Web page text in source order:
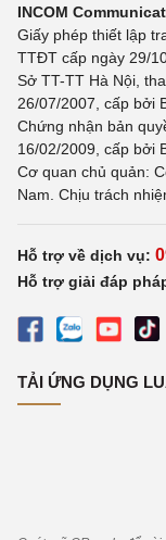
INCOM
Giấy phép thiết lập
TTĐT cấp ngày 29/
Sở TT-TT Hà Nội,
26/07/2007, cấp bởi
Chứng nhận bản
16/02/2009, cấp bởi
Cơ quan chủ quản:
Nam. Chịu trách
Hỗ trợ về dịch vụ:
Hỗ trợ giải đáp
TẢI ỨNG DỤNG